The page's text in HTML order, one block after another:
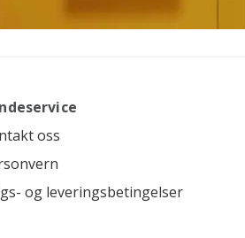
oss
og leveringsbetingelser